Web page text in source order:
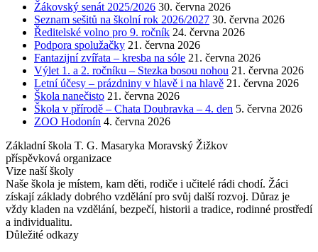
Žákovský senát 2025/2026 30. června 2026
Seznam sešitů na školní rok 2026/2027 30. června 2026
Ředitelské volno pro 9. ročník 24. června 2026
Podpora spolužačky 21. června 2026
Fantazijní zvířata – kresba na sóle 21. června 2026
Výlet 1. a 2. ročníku – Stezka bosou nohou 21. června 2026
Letní účesy – prázdniny v hlavě i na hlavě 21. června 2026
Škola nanečisto 21. června 2026
Škola v přírodě – Chata Doubravka – 4. den 5. června 2026
ZOO Hodonín 4. června 2026
Základní škola T. G. Masaryka Moravský Žižkov
příspěvková organizace
Vize naší školy
Naše škola je místem, kam děti, rodiče i učitelé rádi chodí. Žáci
získají základy dobrého vzdělání pro svůj další rozvoj. Důraz je
vždy kladen na vzdělání, bezpečí, historii a tradice, rodinné prostředí
a individualitu.
Důležité odkazy